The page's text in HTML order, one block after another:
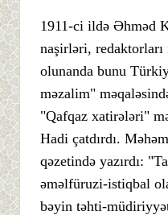
1911-ci ildə Əhməd
naşirləri,
olunanda bunu
məzalim"
"Qafqaz xatirələri"
Hadi çatdırdı.
qəzetində yazırdı:
əməlfüruzi-istiqbal
bəyin təhti-